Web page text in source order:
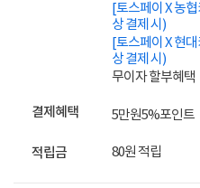
[토스페이 X 농
상 결제 시)
[토스페이 X 현
상 결제 시)
무이자 할부혜택
결제혜택 5만원5%포인트
적립금 80원 적립